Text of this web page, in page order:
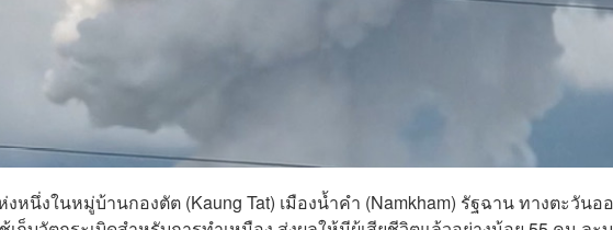
หนึ่งในหมู่บ้านกองตัต (Kaung Tat) เมืองน้ำคำ (Namkham) รัฐฉาน ทางตะวันอ